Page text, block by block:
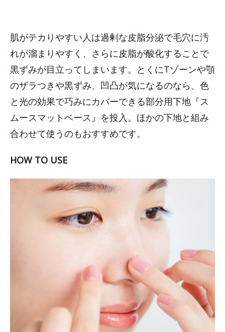
肌がテカりやすい人は過剰な皮脂分泌で毛穴に汚
れが溜まりやすく、さらに皮脂が酸化することで
黒ずみが目立ってしまいます。とくにTゾーンや顎
のザラつきや黒ずみ、凹凸が気になるのなら、色
と光の効果で巧みにカバーできる部分用下地『ス
ムースマットベース』を投入。ほかの下地と組み
合わせて使うのもおすすめです。
HOW TO USE